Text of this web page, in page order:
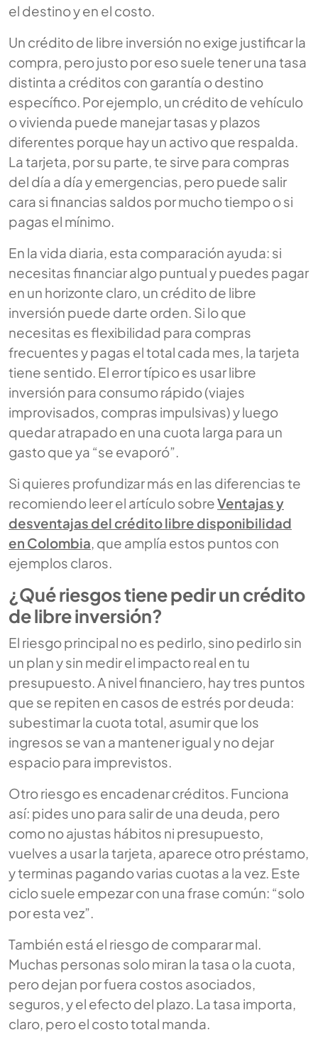
el destino y en el costo.
Un crédito de libre inversión no exige justificar la
compra, pero justo por eso suele tener una tasa
distinta a créditos con garantía o destino
específico. Por ejemplo, un crédito de vehículo
o vivienda puede manejar tasas y plazos
diferentes porque hay un activo que respalda.
La tarjeta, por su parte, te sirve para compras
del día a día y emergencias, pero puede salir
cara si financias saldos por mucho tiempo o si
pagas el mínimo.
En la vida diaria, esta comparación ayuda: si
necesitas financiar algo puntual y puedes pagar
en un horizonte claro, un crédito de libre
inversión puede darte orden. Si lo que
necesitas es flexibilidad para compras
frecuentes y pagas el total cada mes, la tarjeta
tiene sentido. El error típico es usar libre
inversión para consumo rápido (viajes
improvisados, compras impulsivas) y luego
quedar atrapado en una cuota larga para un
gasto que ya “se evaporó”.
Si quieres profundizar más en las diferencias te
recomiendo leer el artículo sobreVentajas y
desventajas del crédito libre disponibilidad
en Colombia , que amplía estos puntos con
ejemplos claros.
¿Qué riesgos tiene pedir un crédito
de libre inversión?
El riesgo principal no es pedirlo, sino pedirlo sin
un plan y sin medir el impacto real en tu
presupuesto. A nivel financiero, hay tres puntos
que se repiten en casos de estrés por deuda:
subestimar la cuota total, asumir que los
ingresos se van a mantener igual y no dejar
espacio para imprevistos.
Otro riesgo es encadenar créditos. Funciona
así: pides uno para salir de una deuda, pero
como no ajustas hábitos ni presupuesto,
vuelves a usar la tarjeta, aparece otro préstamo,
y terminas pagando varias cuotas a la vez. Este
ciclo suele empezar con una frase común: “solo
por esta vez”.
También está el riesgo de comparar mal.
Muchas personas solo miran la tasa o la cuota,
pero dejan por fuera costos asociados,
seguros, y el efecto del plazo. La tasa importa,
claro, pero el costo total manda.